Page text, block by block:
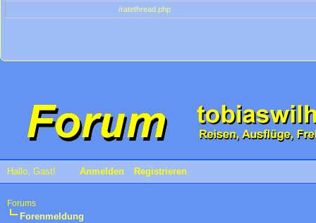
/ratethread.php
Hallo, Gast! Anmelden Registrieren
Forums
Forenmeldung